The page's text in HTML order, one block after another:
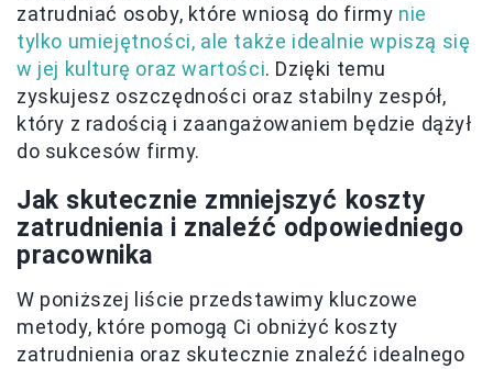
zatrudniać osoby, które wniosą do firmy nie
tylko umiejętności, ale także idealnie wpiszą się
w jej kulturę oraz wartości. Dzięki temu
zyskujesz oszczędności oraz stabilny zespół,
który z radością i zaangażowaniem będzie dążył
do sukcesów firmy.
Jak skutecznie zmniejszyć koszty
zatrudnienia i znaleźć odpowiedniego
pracownika
W poniższej liście przedstawimy kluczowe
metody, które pomogą Ci obniżyć koszty
zatrudnienia oraz skutecznie znaleźć idealnego